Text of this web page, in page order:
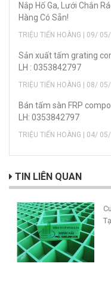
Nắp Hố Ga, Lưới Chắn
Hàng Có Sẵn!
TRIỆU TIẾN HOÀNG | 09/
Sản xuất tấm grating
LH : 0353842797
TRIỆU TIẾN HOÀNG | 08/
Bán tấm sàn FRP
LH: 0353842797
TRIỆU TIẾN HOÀNG | 04/
TIN LIÊN QUAN